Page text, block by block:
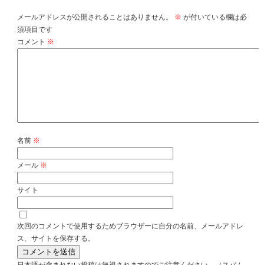
メールアドレスが公開されることはありません。 ※ が付いている欄は必
須項目です
コメント ※
名前 ※
メール ※
サイト
次回のコメントで使用するためブラウザーに自分の名前、メールアドレ
ス、サイトを保存する。